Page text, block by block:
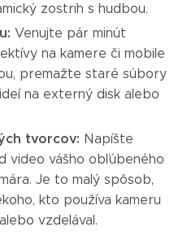
zostrih s hudbou.
Venujte pár minút
na kamere či mobile
premažte staré súbory
na externý disk alebo
tvorcov: Napíšte
video vášho obľúbeného
Je to malý spôsob,
kto používa kameru
vzdelával.